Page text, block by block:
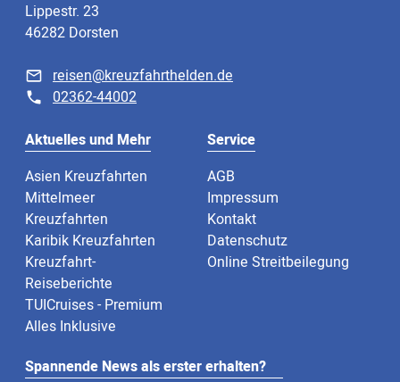
Lippestr. 23
46282 Dorsten
reisen@kreuzfahrthelden.de
02362-44002
Aktuelles und Mehr
Asien Kreuzfahrten
Mittelmeer
Kreuzfahrten
Karibik Kreuzfahrten
Kreuzfahrt-
Reiseberichte
TUICruises - Premium
Alles Inklusive
Service
AGB
Impressum
Kontakt
Datenschutz
Online Streitbeilegung
Spannende News als erster erhalten?